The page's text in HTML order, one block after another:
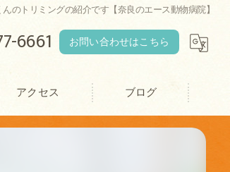
のトリミングの紹介です【奈良のエース動物病院】
6661 お問い合わせはこちら
アクセス ブログ